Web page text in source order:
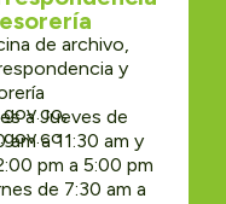
de archivo,
y
a Jueves de
am a 11:30 am y
pm a 5:00 pm
de 7:30 am a